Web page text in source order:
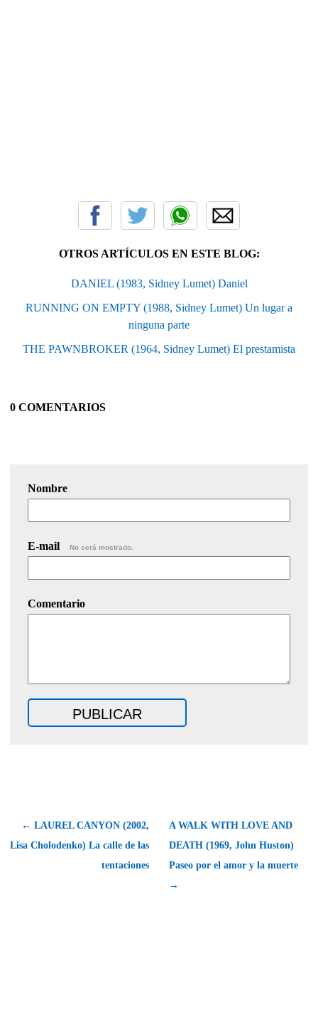
OTROS ARTÍCULOS EN ESTE BLOG:
DANIEL (1983, Sidney Lumet) Daniel
RUNNING ON EMPTY (1988, Sidney Lumet) Un lugar a
ninguna parte
THE PAWNBROKER (1964, Sidney Lumet) El prestamista
0 COMENTARIOS
Nombre
E-mail No será mostrado.
Comentario
← LAUREL CANYON (2002,
Lisa Cholodenko) La calle de las
tentaciones
A WALK WITH LOVE AND
DEATH (1969, John Huston)
Paseo por el amor y la muerte
→